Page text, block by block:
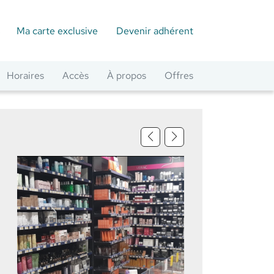
Ma carte exclusive Devenir adhérent
Horaires Accès À propos Offres